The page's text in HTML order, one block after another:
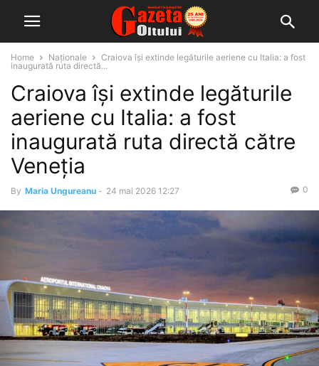
Home Naționale
Craiova își extinde legăturile aeriene cu Italia: a fost
inaugurată ruta directă...
Craiova își extinde legăturile
aeriene cu Italia: a fost
inaugurată ruta directă către
Veneția
By Maria Ungureanu - 24 mai 2026 12:27 0